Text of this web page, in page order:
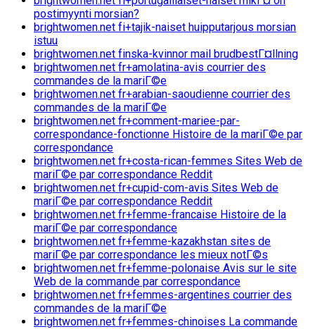
postimyynti morsian?
brightwomen.net fi+tajik-naiset huipputarjous morsian
istuu
brightwomen.net finska-kvinnor mail brudbestГ¤llning
brightwomen.net fr+amolatina-avis courrier des
commandes de la mariГ©e
brightwomen.net fr+arabian-saoudienne courrier des
commandes de la mariГ©e
brightwomen.net fr+comment-mariee-par-
correspondance-fonctionne Histoire de la mariГ©e par
correspondance
brightwomen.net fr+costa-rican-femmes Sites Web de
mariГ©e par correspondance Reddit
brightwomen.net fr+cupid-com-avis Sites Web de
mariГ©e par correspondance Reddit
brightwomen.net fr+femme-francaise Histoire de la
mariГ©e par correspondance
brightwomen.net fr+femme-kazakhstan sites de
mariГ©e par correspondance les mieux notГ©s
brightwomen.net fr+femme-polonaise Avis sur le site
Web de la commande par correspondance
brightwomen.net fr+femmes-argentines courrier des
commandes de la mariГ©e
brightwomen.net fr+femmes-chinoises La commande